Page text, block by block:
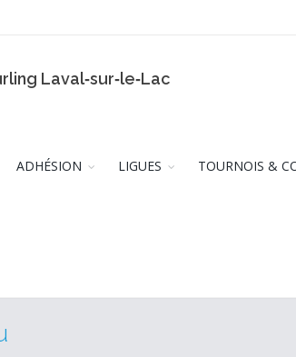
Laval‑sur‑le‑Lac
ADHÉSION LIGUES TOURNOIS &